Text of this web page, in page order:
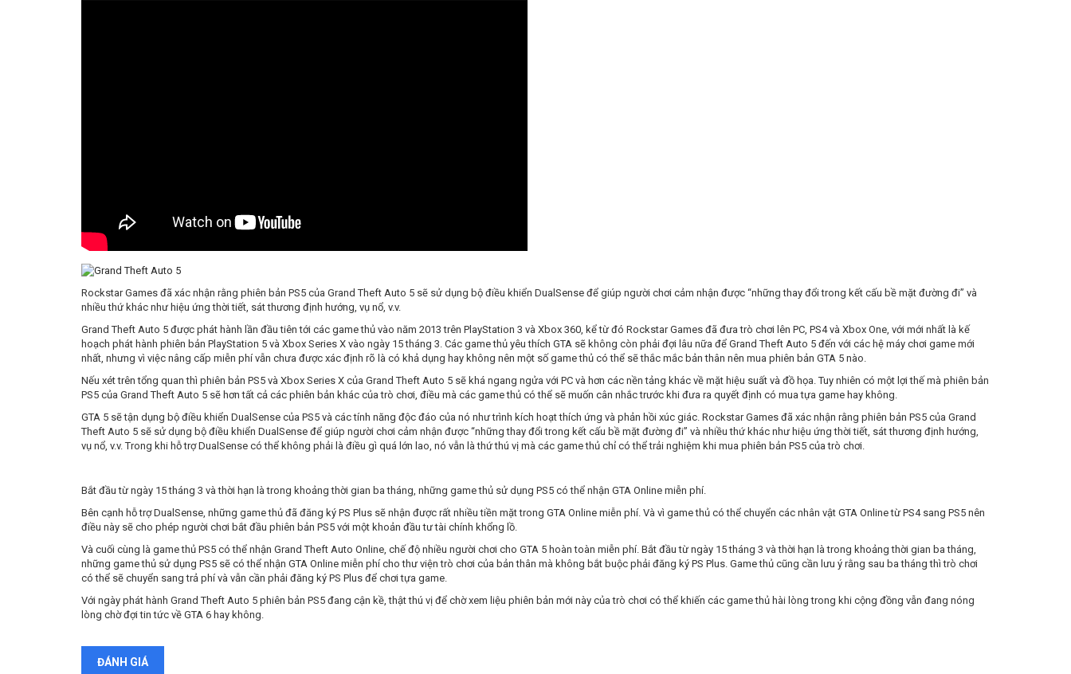
Rockstar Games đã xác nhận rằng phiên bản PS5 của Grand Theft Auto 5 sẽ sử dụng bộ điều khiển DualSense để giúp người chơi cảm nhận được “những thay đổi trong kết cấu bề mặt đường đi” và
nhiều thứ khác như hiệu ứng thời tiết, sát thương định hướng, vụ nổ, v.v.
Grand Theft Auto 5 được phát hành lần đầu tiên tới các game thủ vào năm 2013 trên PlayStation 3 và Xbox 360, kể từ đó Rockstar Games đã đưa trò chơi lên PC, PS4 và Xbox One, với mới nhất là kế
hoạch phát hành phiên bản PlayStation 5 và Xbox Series X vào ngày 15 tháng 3. Các game thủ yêu thích GTA sẽ không còn phải đợi lâu nữa để Grand Theft Auto 5 đến với các hệ máy chơi game mới
nhất, nhưng vì việc nâng cấp miễn phí vẫn chưa được xác định rõ là có khả dụng hay không nên một số game thủ có thể sẽ thắc mắc bản thân nên mua phiên bản GTA 5 nào.
Nếu xét trên tổng quan thì phiên bản PS5 và Xbox Series X của Grand Theft Auto 5 sẽ khá ngang ngửa với PC và hơn các nền tảng khác về mặt hiệu suất và đồ họa. Tuy nhiên có một lợi thế mà phiên bản
PS5 của Grand Theft Auto 5 sẽ hơn tất cả các phiên bản khác của trò chơi, điều mà các game thủ có thể sẽ muốn cân nhắc trước khi đưa ra quyết định có mua tựa game hay không.
GTA 5 sẽ tận dụng bộ điều khiển DualSense của PS5 và các tính năng độc đáo của nó như trình kích hoạt thích ứng và phản hồi xúc giác. Rockstar Games đã xác nhận rằng phiên bản PS5 của Grand
Theft Auto 5 sẽ sử dụng bộ điều khiển DualSense để giúp người chơi cảm nhận được “những thay đổi trong kết cấu bề mặt đường đi” và nhiều thứ khác như hiệu ứng thời tiết, sát thương định hướng,
vụ nổ, v.v. Trong khi hỗ trợ DualSense có thể không phải là điều gì quá lớn lao, nó vẫn là thứ thú vị mà các game thủ chỉ có thể trải nghiệm khi mua phiên bản PS5 của trò chơi.
Bắt đầu từ ngày 15 tháng 3 và thời hạn là trong khoảng thời gian ba tháng, những game thủ sử dụng PS5 có thể nhận GTA Online miễn phí.
Bên cạnh hỗ trợ DualSense, những game thủ đã đăng ký PS Plus sẽ nhận được rất nhiều tiền mặt trong GTA Online miễn phí. Và vì game thủ có thể chuyển các nhân vật GTA Online từ PS4 sang PS5 nên
điều này sẽ cho phép người chơi bắt đầu phiên bản PS5 với một khoản đầu tư tài chính khổng lồ.
Và cuối cùng là game thủ PS5 có thể nhận Grand Theft Auto Online, chế độ nhiều người chơi cho GTA 5 hoàn toàn miễn phí. Bắt đầu từ ngày 15 tháng 3 và thời hạn là trong khoảng thời gian ba tháng,
những game thủ sử dụng PS5 sẽ có thể nhận GTA Online miễn phí cho thư viện trò chơi của bản thân mà không bắt buộc phải đăng ký PS Plus. Game thủ cũng cần lưu ý rằng sau ba tháng thì trò chơi
có thể sẽ chuyển sang trả phí và vẫn cần phải đăng ký PS Plus để chơi tựa game.
Với ngày phát hành Grand Theft Auto 5 phiên bản PS5 đang cận kề, thật thú vị để chờ xem liệu phiên bản mới này của trò chơi có thể khiến các game thủ hài lòng trong khi cộng đồng vẫn đang nóng
lòng chờ đợi tin tức về GTA 6 hay không.
ĐÁNH GIÁ